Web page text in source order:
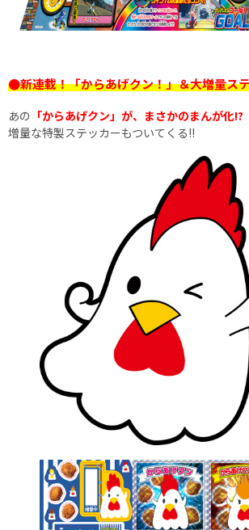
●新連載！「からあげクン！」＆大増量ス
あの 「からあげクン」が、まさかのまんが化!?
増量な特製ステッカーもついてくる!!